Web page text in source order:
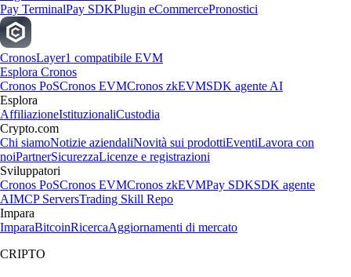
Pay TerminalPay SDKPlugin eCommercePronostici
CronosLayer1 compatibile EVM
Esplora Cronos
Cronos PoSCronos EVMCronos zkEVMSDK agente AI
Esplora
AffiliazioneIstituzionaliCustodia
Crypto.com
Chi siamoNotizie aziendaliNovità sui prodottiEventiLavora con
noiPartnerSicurezzaLicenze e registrazioni
Sviluppatori
Cronos PoSCronos EVMCronos zkEVMPay SDKSDK agente
AIMCP ServersTrading Skill Repo
Impara
ImparaBitcoinRicercaAggiornamenti di mercato
CRIPTO